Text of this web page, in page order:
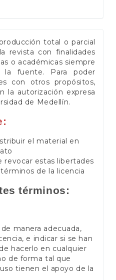
total o parcial
revista con finalidades
o académicas siempre
fuente. Para poder
con otros propósitos,
la autorización expresa
de Medellín.
el material en
revocar estas libertades
de la licencia
términos:
manera adecuada,
e indicar si se han
hacerlo en cualquier
de forma tal que
tienen el apoyo de la